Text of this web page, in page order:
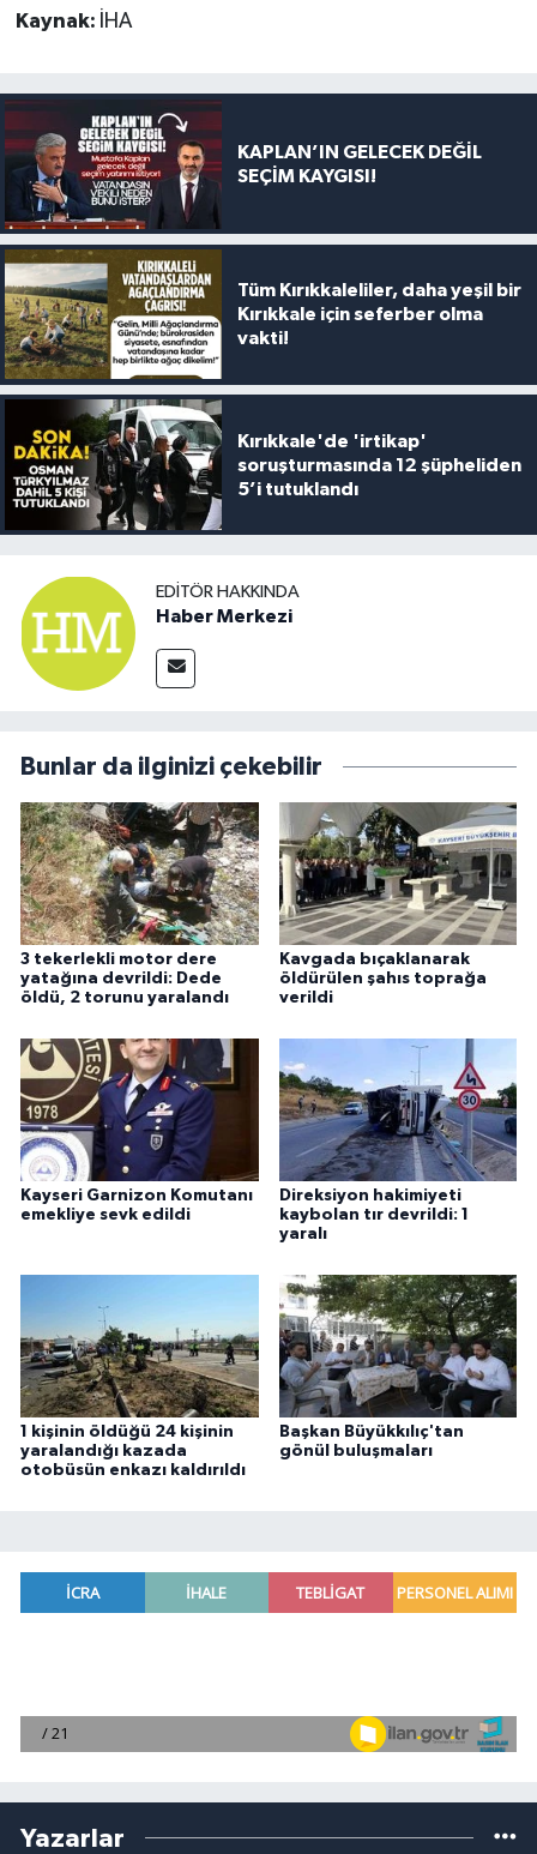
Kaynak: İHA
KAPLAN’IN GELECEK DEĞİL
SEÇİM KAYGISI!
Tüm Kırıkkaleliler, daha yeşil bir
Kırıkkale için seferber olma
vakti!
Kırıkkale'de 'irtikap'
soruşturmasında 12 şüpheliden
5’i tutuklandı
EDITÖR HAKKINDA
Haber Merkezi
Bunlar da ilginizi çekebilir
3 tekerlekli motor dere
yatağına devrildi: Dede
öldü, 2 torunu yaralandı
Kavgada bıçaklanarak
öldürülen şahıs toprağa
verildi
Kayseri Garnizon Komutanı
emekliye sevk edildi
Direksiyon hakimiyeti
kaybolan tır devrildi: 1
yaralı
1 kişinin öldüğü 24 kişinin
yaralandığı kazada
otobüsün enkazı kaldırıldı
Başkan Büyükkılıç'tan
gönül buluşmaları
Yazarlar